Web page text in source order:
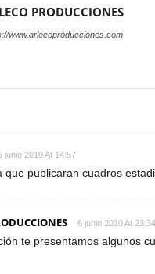
PRODUCCIONES
www.arlecoproducciones.com
junio 2010 At 14:57
que publicaran cuadros
6 junio 2010 At 23:34
te presentamos algunos